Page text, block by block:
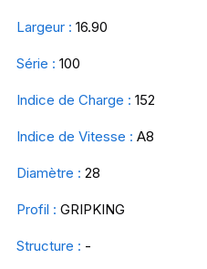
Largeur : 16.90
Série : 100
Indice de Charge : 152
Indice de Vitesse : A8
Diamètre : 28
Profil : GRIPKING
Structure : -